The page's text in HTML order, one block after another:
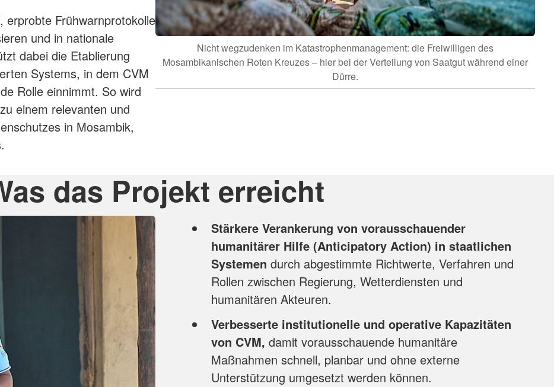
Nicht wegzudenken im Katastrophenmanagement: die Freiwilligen des
Mosambikanischen Roten Kreuzes – hier bei der Verteilung von Saatgut während einer
Dürre.
Frühwarnprotokolle
und in nationale
dabei die Etablierung
Systems, in dem CVM
Rolle einnimmt. So wird
einem relevanten und
in Mosambik,
das Projekt erreicht
Stärkere Verankerung von vorausschauender
humanitärer Hilfe (Anticipatory Action) in staatlichen
Systemen durch abgestimmte Richtwerte, Verfahren und
Rollen zwischen Regierung, Wetterdiensten und
humanitären Akteuren.
Verbesserte institutionelle und operative Kapazitäten
von CVM, damit vorausschauende humanitäre
Maßnahmen schnell, planbar und ohne externe
Unterstützung umgesetzt werden können.